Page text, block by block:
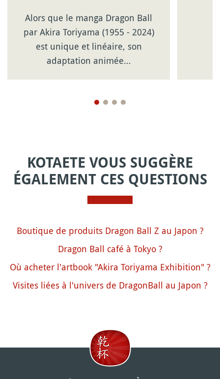
Alors que le manga Dragon Ball
par Akira Toriyama (1955 - 2024)
est unique et linéaire, son
adaptation animée…
KOTAETE VOUS SUGGÈRE
ÉGALEMENT CES QUESTIONS
Boutique de produits Dragon Ball Z au Japon ?
Dragon Ball café à Tokyo ?
Où acheter l'artbook "Akira Toriyama Exhibition" ?
Visites liées à l'univers de DragonBall au Japon ?